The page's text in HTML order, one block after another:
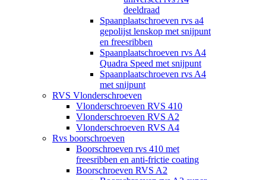
deeldraad
Spaanplaatschroeven rvs a4
gepolijst lenskop met snijpunt
en freesribben
Spaanplaatschroeven rvs A4
Quadra Speed met snijpunt
Spaanplaatschroeven rvs A4
met snijpunt
RVS Vlonderschroeven
Vlonderschroeven RVS 410
Vlonderschroeven RVS A2
Vlonderschroeven RVS A4
Rvs boorschroeven
Boorschroeven rvs 410 met
freesribben en anti-frictie coating
Boorschroeven RVS A2